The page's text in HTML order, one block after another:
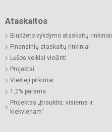
Ataskaitos
Biudžeto vykdymo ataskaitų rinkiniai
Finansinių ataskaitų rinkiniai
Lėšos veiklai viešinti
Projektai
Viešieji pirkimai
1,2% parama
Projektas „Įtrauktis: visiems ir
kiekvienam“